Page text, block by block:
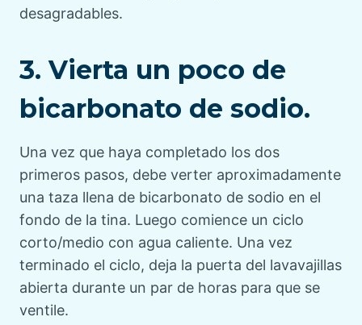
desagradables.
3. Vierta un poco de
bicarbonato de sodio.
Una vez que haya completado los dos
primeros pasos, debe verter aproximadamente
una taza llena de bicarbonato de sodio en el
fondo de la tina. Luego comience un ciclo
corto/medio con agua caliente. Una vez
terminado el ciclo, deja la puerta del lavavajillas
abierta durante un par de horas para que se
ventile.